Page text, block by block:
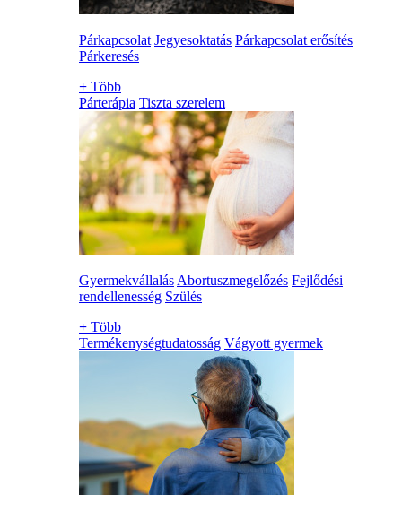
Párkapcsolat Jegyesoktatás Párkapcsolat erősítés
Párkeresés
+ Több
Párterápia Tiszta szerelem
Gyermekvállalás Abortuszmegelőzés Fejlődési
rendellenesség Szülés
+ Több
Termékenységtudatosság Vágyott gyermek